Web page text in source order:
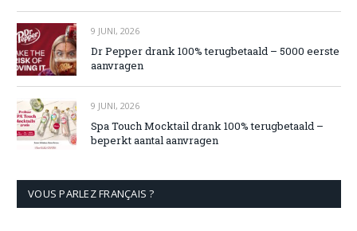
9 JUNI, 2026
Dr Pepper drank 100% terugbetaald – 5000 eerste
aanvragen
9 JUNI, 2026
Spa Touch Mocktail drank 100% terugbetaald –
beperkt aantal aanvragen
VOUS PARLEZ FRANÇAIS ?